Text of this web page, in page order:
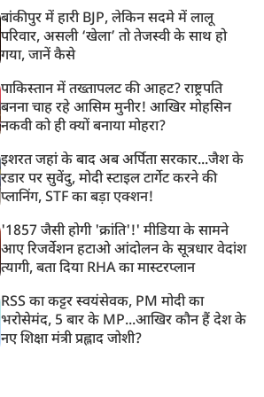
बांकीपुर में हारी BJP, लेकिन सदमे में लालू
परिवार, असली ‘खेला’ तो तेजस्वी के साथ हो
गया, जानें कैसे
पाकिस्तान में तख्तापलट की आहट? राष्ट्रपति
बनना चाह रहे आसिम मुनीर! आखिर मोहसिन
नकवी को ही क्यों बनाया मोहरा?
इशरत जहां के बाद अब अर्पिता सरकार...जैश के
रडार पर सुवेंदु, मोदी स्टाइल टार्गेट करने की
प्लानिंग, STF का बड़ा एक्शन!
'1857 जैसी होगी 'क्रांति'!' मीडिया के सामने
आए रिजर्वेशन हटाओ आंदोलन के सूत्रधार वेदांश
त्यागी, बता दिया RHA का मास्टरप्लान
RSS का कट्टर स्वयंसेवक, PM मोदी का
भरोसेमंद, 5 बार के MP...आखिर कौन हैं देश के
नए शिक्षा मंत्री प्रह्लाद जोशी?